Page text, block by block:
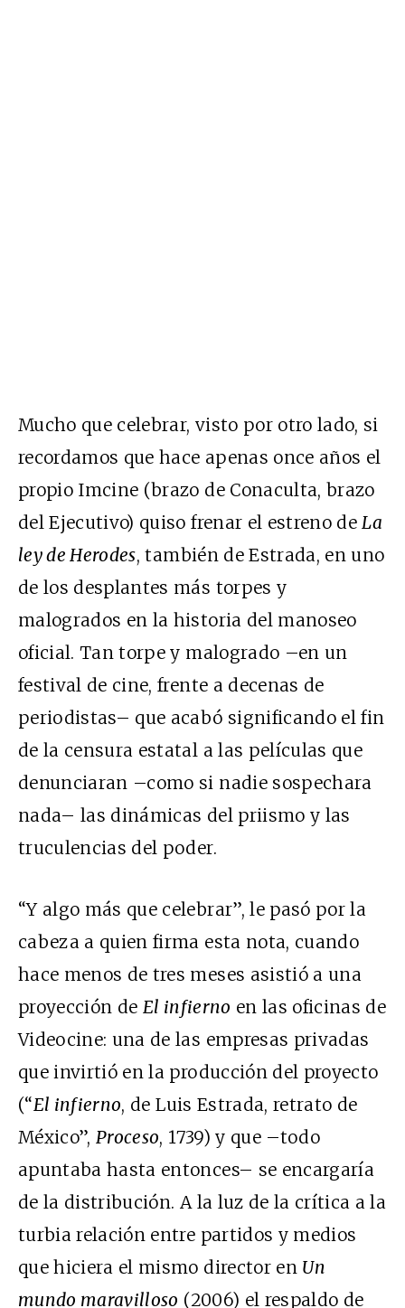
Mucho que celebrar, visto por otro lado, si
recordamos que hace apenas once años el
propio Imcine (brazo de Conaculta, brazo
del Ejecutivo) quiso frenar el estreno de La
ley de Herodes, también de Estrada, en uno
de los desplantes más torpes y
malogrados en la historia del manoseo
oficial. Tan torpe y malogrado –en un
festival de cine, frente a decenas de
periodistas– que acabó significando el fin
de la censura estatal a las películas que
denunciaran –como si nadie sospechara
nada– las dinámicas del priismo y las
truculencias del poder.
“Y algo más que celebrar”, le pasó por la
cabeza a quien firma esta nota, cuando
hace menos de tres meses asistió a una
proyección de El infierno en las oficinas de
Videocine: una de las empresas privadas
que invirtió en la producción del proyecto
(“El infierno, de Luis Estrada, retrato de
México”, Proceso, 1739) y que –todo
apuntaba hasta entonces– se encargaría
de la distribución. A la luz de la crítica a la
turbia relación entre partidos y medios
que hiciera el mismo director en Un
mundo maravilloso (2006) el respaldo de